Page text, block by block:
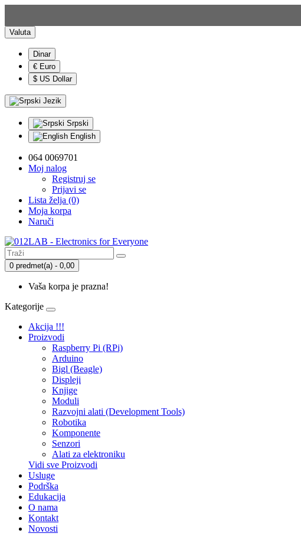
Valuta
Dinar
€ Euro
$ US Dollar
Jezik
Srpski
English
064 0069701
Moj nalog
Registruj se
Prijavi se
Lista želja (0)
Moja korpa
Naruči
0 predmet(a) - 0,00
Vaša korpa je prazna!
Kategorije
Akcija !!!
Proizvodi
Raspberry Pi (RPi)
Arduino
Bigl (Beagle)
Displеji
Knjige
Moduli
Razvojni alati (Development Tools)
Robotika
Komponente
Senzori
Alati za elektroniku
Vidi sve Proizvodi
Usluge
Podrška
Edukacija
O nama
Kontakt
Novosti